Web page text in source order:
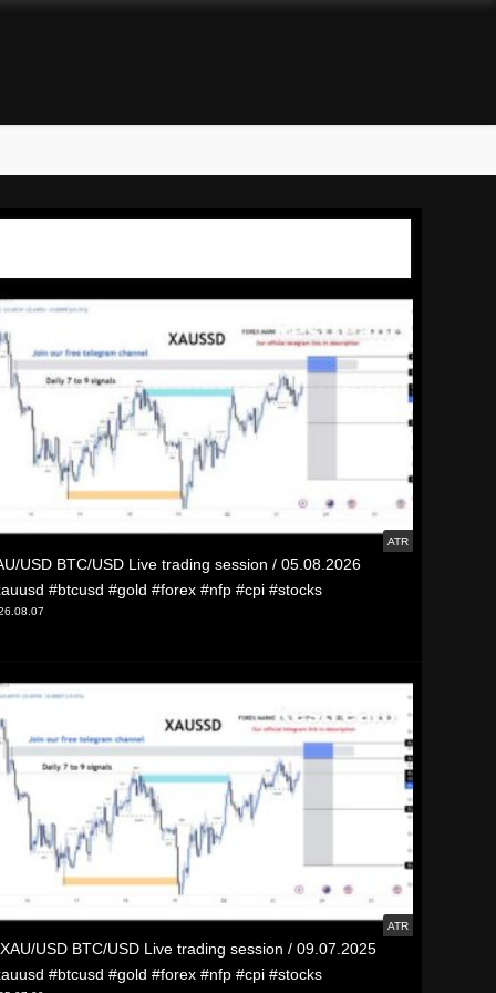
ATR
USD BTC/USD Live trading session / 05.08.2026
#btcusd #gold #forex #nfp #cpi #stocks
ATR
USD BTC/USD Live trading session / 09.07.2025
#btcusd #gold #forex #nfp #cpi #stocks